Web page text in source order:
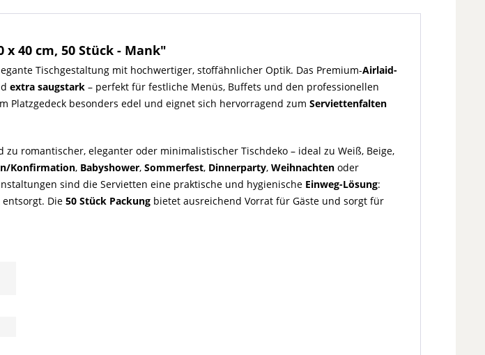
40 cm, 50 Stück - Mank"
Tischgestaltung mit hochwertiger, stoffähnlicher Optik. Das Premium-Airlaid-
extra saugstark – perfekt für festliche Menüs, Buffets und den professionellen
Platzgedeck besonders edel und eignet sich hervorragend zum Serviettenfalten
romantischer, eleganter oder minimalistischer Tischdeko – ideal zu Weiß, Beige,
Konfirmation, Babyshower, Sommerfest, Dinnerparty, Weihnachten oder
sind die Servietten eine praktische und hygienische Einweg-Lösung:
Die 50 Stück Packung bietet ausreichend Vorrat für Gäste und sorgt für